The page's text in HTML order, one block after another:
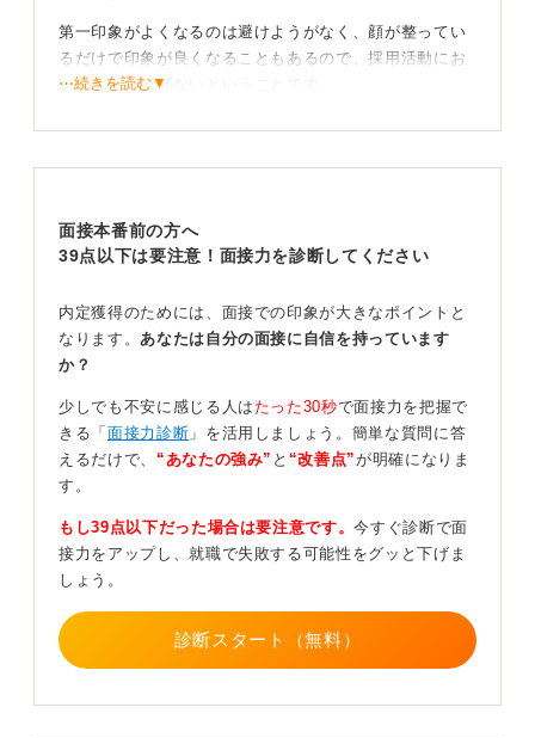
第一印象がよくなるのは避けようがなく、顔が整ってい
るだけで印象が良くなることもあるので、採用活動にお
いても例外ではないということです。
この事実は受け入れたうえで、話の内容やロジックを磨
たとえば、実際に働いてみたら、あまり役に立つことが
できなかったとなると、その点はデメリットになってし
ルするようにしましょう。
0
⋯続きを読む▼
面接本番前の方へ
39点以下は要注意！面接力を診断してください
内定獲得のためには、面接での印象が大きなポイントと
なります。 あなたは自分の面接に自信を持っています
か？
少しでも不安に感じる人は たった30秒で面接力を把握で
きる「 面接力診断 」を活用しましょう。簡単な質問に答
えるだけで、 “あなたの強み” と “改善点”が明確になりま
す。
もし39点以下だった場合は要注意です。今すぐ診断で面
接力をアップし、就職で失敗する可能性をグッと下げま
しょう。
診断スタート（無料）